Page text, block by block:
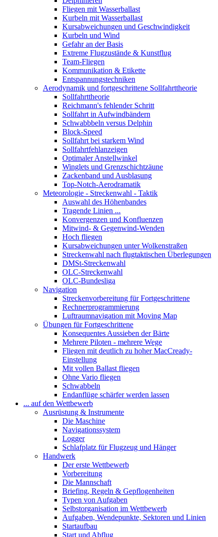
Fliegen mit Wasserballast
Kurbeln mit Wasserballast
Kursabweichungen und Geschwindigkeit
Kurbeln und Wind
Gefahr an der Basis
Extreme Flugzustände & Kunstflug
Team-Fliegen
Kommunikation & Etikette
Entspannungstechniken
Aerodynamik und fortgeschrittene Sollfahrttheorie
Sollfahrttheorie
Reichmann's fehlender Schritt
Sollfahrt in Aufwindbändern
Schwabbbeln versus Delphin
Block-Speed
Sollfahrt bei starkem Wind
Sollfahrtfehlanzeigen
Optimaler Anstellwinkel
Winglets und Grenzschichtzäune
Zackenband und Ausblasung
Top-Notch-Aerodramatik
Meteorologie - Streckenwahl - Taktik
Auswahl des Höhenbandes
Tragende Linien ...
Konvergenzen und Konfluenzen
Mitwind- & Gegenwind-Wenden
Hoch fliegen
Kursabweichungen unter Wolkenstraßen
Streckenwahl nach flugtaktischen Überlegungen
DMSt-Streckenwahl
OLC-Streckenwahl
OLC-Bundesliga
Navigation
Streckenvorbereitung für Fortgeschrittene
Rechnerprogrammierung
Luftraumnavigation mit Moving Map
Übungen für Fortgeschrittene
Konsequentes Aussieben der Bärte
Mehrere Piloten - mehrere Wege
Fliegen mit deutlich zu hoher MacCready-
Einstellung
Mit vollen Ballast fliegen
Ohne Vario fliegen
Schwabbeln
Endanflüge schärfer werden lassen
... auf den Wettbewerb
Ausrüstung & Instrumente
Die Maschine
Navigationssystem
Logger
Schlafplatz für Flugzeug und Hänger
Handwerk
Der erste Wettbewerb
Vorbereitung
Die Mannschaft
Briefing, Regeln & Gepflogenheiten
Typen von Aufgaben
Selbstorganisation im Wettbewerb
Aufgaben, Wendepunkte, Sektoren und Linien
Startaufbau
Start und Abflug